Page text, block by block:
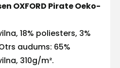
OXFORD Pirate Oeko-
18% poliesters, 3%
audums: 65%
310g/m².
E-pasts